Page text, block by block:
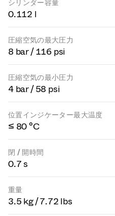
シリンダー容量
0.112 l
圧縮空気の最大圧力
8 bar / 116 psi
圧縮空気の最小圧力
4 bar / 58 psi
位置インジケーター最大温度
≤ 80 °C
閉 / 開時間
0.7 s
重量
3.5 kg / 7.72 lbs